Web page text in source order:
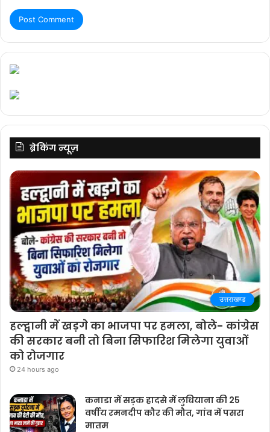
ब्रेकिंग न्यूज़
उत्तराखण्ड
हल्द्वानी में खड़गे का भाजपा पर हमला, बोले- कांग्रेस
की सरकार बनी तो बिना सिफारिश मिलेगा युवाओं
को रोजगार
24 hours ago
कनाडा में सड़क हादसे में लुधियाना की 25
वर्षीय रमनदीप कौर की मौत, गांव में पसरा
मातम